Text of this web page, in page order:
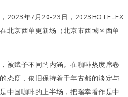
2023年7月20-23日，2023HOTELEX
北京西单更新场（北京市西城区西单
被赋予不同的内涵。在咖啡热度席卷
态度，依旧保持着千年古都的淡定与
中国咖啡的上半场，把瑞幸看作是中